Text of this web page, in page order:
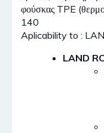
φούσκας TPE
140
Aplicability to :
LAND